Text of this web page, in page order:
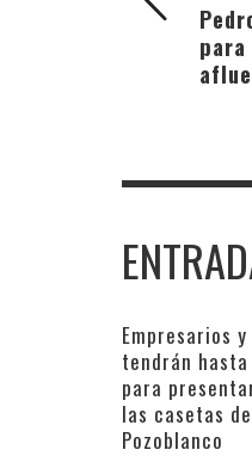
Empresarios
tendrán
para
las casetas
Pozoblanco